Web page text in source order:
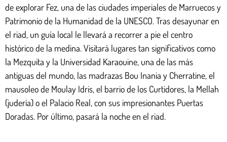
de explorar Fez, una de las ciudades imperiales de Marruecos y
Patrimonio de la Humanidad de la UNESCO. Tras desayunar en
el riad, un guía local le llevará a recorrer a pie el centro
histórico de la medina. Visitará lugares tan significativos como
la Mezquita y la Universidad Karaouine, una de las más
antiguas del mundo, las madrazas Bou Inania y Cherratine, el
mausoleo de Moulay Idris, el barrio de los Curtidores, la Mellah
(judería) o el Palacio Real, con sus impresionantes Puertas
Doradas. Por último, pasará la noche en el riad.